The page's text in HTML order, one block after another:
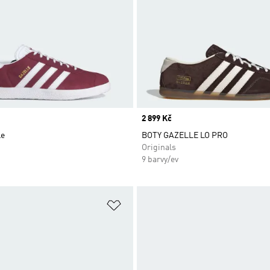
Price
2 899 Kč
BOTY GAZELLE LO PRO
Originals
9 barvy/ev